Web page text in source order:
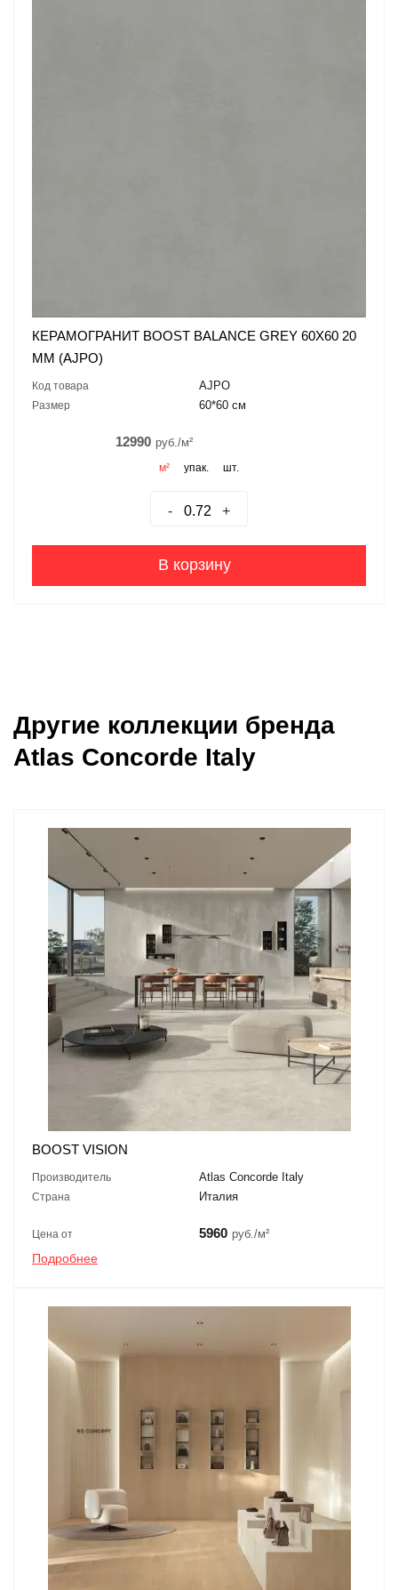
КЕРАМОГРАНИТ BOOST BALANCE GREY 60X60 20
MM (AJPO)
Код товара AJPO
Размер 60*60 см
12990 руб./м²
м² упак. шт.
- +
В корзину
Другие коллекции бренда
Atlas Concorde Italy
BOOST VISION
Производитель Atlas Concorde Italy
Страна Италия
Цена от 5960 руб./м²
Подробнее